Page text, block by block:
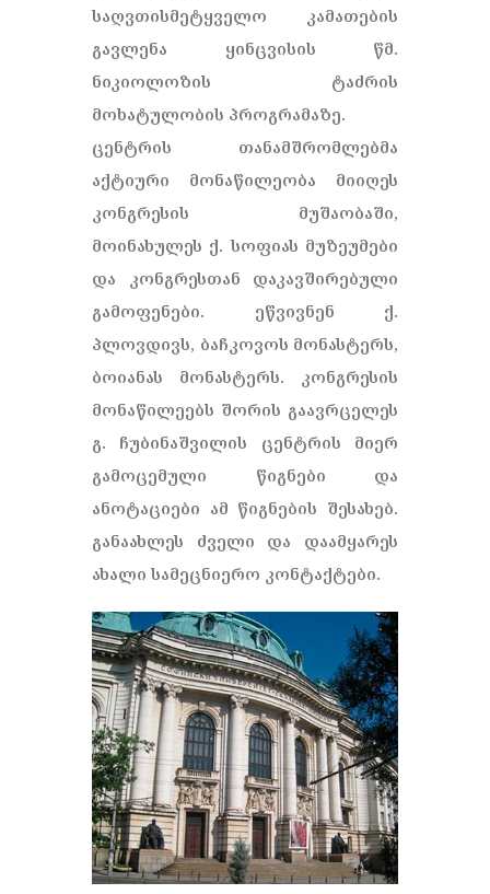
საღვთისმეტყველო კამათების
გავლენა ყინცვისის წმ.
ნიკიოლოზის ტაძრის
მოხატულობის პროგრამაზე.
ცენტრის თანამშრომლებმა
აქტიური მონაწილეობა მიიღეს
კონგრესის მუშაობაში,
მოინახულეს ქ. სოფიას მუზეუმები
და კონგრესთან დაკავშირებული
გამოფენები. ეწვივნენ ქ.
პლოვდივს, ბაჩკოვოს მონასტერს,
ბოიანას მონასტერს. კონგრესის
მონაწილეებს შორის გაავრცელეს
გ. ჩუბინაშვილის ცენტრის მიერ
გამოცემული წიგნები და
ანოტაციები ამ წიგნების შესახებ.
განაახლეს ძველი და დაამყარეს
ახალი სამეცნიერო კონტაქტები.